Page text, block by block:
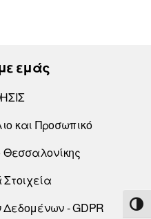
εμάς
και Προσωπικό
Θεσσαλονίκης
Δεδομένων - GDPR